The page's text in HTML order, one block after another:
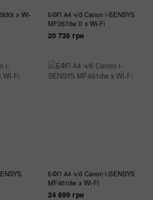
з Wi-
БФП А4 ч/б Canon i-SENSYS
MF267dw II з Wi-Fi
20 736 грн
БФП А4 ч/б Canon i-SENSYS
MF461dw з Wi-Fi
24 699 грн